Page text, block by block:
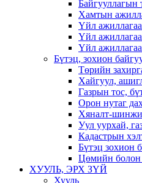
Байгууллагын
Хамтын
Үйл
Үйл
Үйл
Бүтэц, зохион
Төрийн
Хайгуул,
Газрын тос,
Орон нутаг
Хяналт-
Уул уурхай,
Кадастрын
Бүтэц зохион
Цөмийн болон
ХУУЛЬ, ЭРХ ЗҮЙ
Хууль